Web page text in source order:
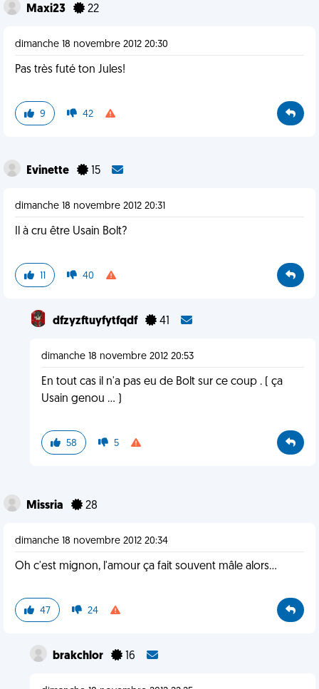
Maxi23 22
dimanche 18 novembre 2012 20:30
Pas très futé ton Jules!
9 42
Evinette 15
dimanche 18 novembre 2012 20:31
Il à cru être Usain Bolt?
11 40
dfzyzftuyfytfqdf 41
dimanche 18 novembre 2012 20:53
En tout cas il n'a pas eu de Bolt sur ce coup . ( ça
Usain genou ... )
58 5
Missria 28
dimanche 18 novembre 2012 20:34
Oh c'est mignon, l'amour ça fait souvent mâle alors...
47 24
brakchlor 16